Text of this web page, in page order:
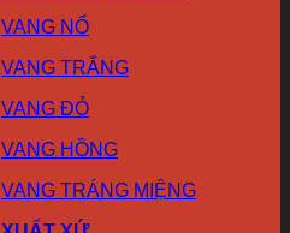
VANG NỔ
VANG TRẮNG
VANG ĐỎ
VANG HỒNG
VANG TRÁNG MIỆNG